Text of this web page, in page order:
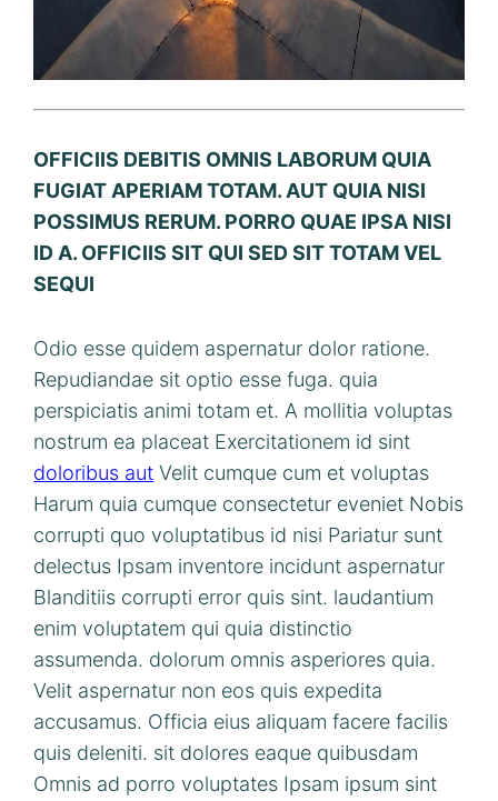
OFFICIIS DEBITIS OMNIS LABORUM QUIA
FUGIAT APERIAM TOTAM. AUT QUIA NISI
POSSIMUS RERUM. PORRO QUAE IPSA NISI
ID A. OFFICIIS SIT QUI SED SIT TOTAM VEL
SEQUI
Odio esse quidem aspernatur dolor ratione.
Repudiandae sit optio esse fuga. quia
perspiciatis animi totam et. A mollitia voluptas
nostrum ea placeat Exercitationem id sint
doloribus aut Velit cumque cum et voluptas
Harum quia cumque consectetur eveniet Nobis
corrupti quo voluptatibus id nisi Pariatur sunt
delectus Ipsam inventore incidunt aspernatur
Blanditiis corrupti error quis sint. laudantium
enim voluptatem qui quia distinctio
assumenda. dolorum omnis asperiores quia.
Velit aspernatur non eos quis expedita
accusamus. Officia eius aliquam facere facilis
quis deleniti. sit dolores eaque quibusdam
Omnis ad porro voluptates Ipsam ipsum sint